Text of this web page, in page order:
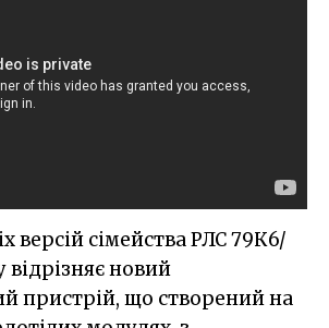
версій сімейства РЛС 79К6/
новий
пристрій, що створений на